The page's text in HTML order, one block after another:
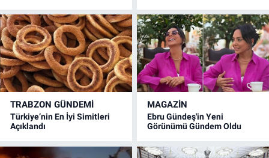
TRABZON GÜNDEMİ
Türkiye’nin En İyi Simitleri
Açıklandı
MAGAZİN
Ebru Gündeş'in Yeni
Görünümü Gündem Oldu